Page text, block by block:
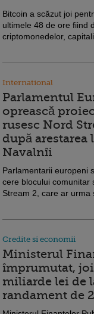
Bitcoin a scăzut joi
ultimele 48 de ore fiind
criptomonedelor,
International
Parlamentul
oprească
rusesc Nord
după arestarea
Navalnîi
Parlamentarii europeni
cere blocului comunitar
Stream 2, care ar urma
Credite si economii
Ministerul
împrumutat,
miliarde lei de
randament de